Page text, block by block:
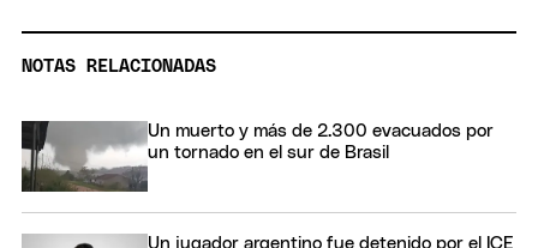
NOTAS RELACIONADAS
Un muerto y más de 2.300 evacuados por
un tornado en el sur de Brasil
Un jugador argentino fue detenido por el ICE